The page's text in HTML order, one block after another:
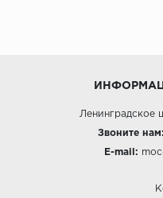
Ленинградское
Звоните нам:
E-mail: